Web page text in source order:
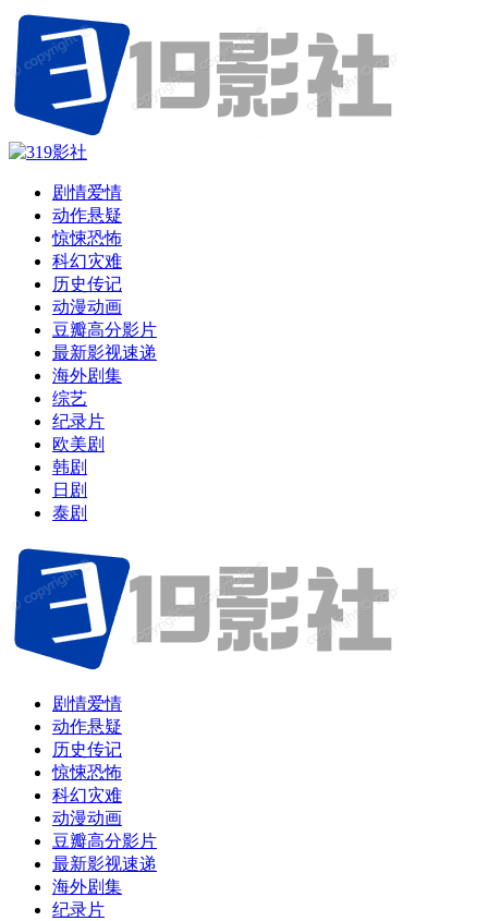
剧情爱情
动作悬疑
惊悚恐怖
科幻灾难
历史传记
动漫动画
豆瓣高分影片
最新影视速递
海外剧集
综艺
纪录片
欧美剧
韩剧
日剧
泰剧
剧情爱情
动作悬疑
历史传记
惊悚恐怖
科幻灾难
动漫动画
豆瓣高分影片
最新影视速递
海外剧集
纪录片